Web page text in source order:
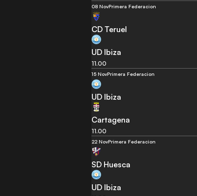
08 NovPrimera Federacion
CD Teruel
UD Ibiza
11.00
15 NovPrimera Federacion
UD Ibiza
Cartagena
11.00
22 NovPrimera Federacion
SD Huesca
UD Ibiza